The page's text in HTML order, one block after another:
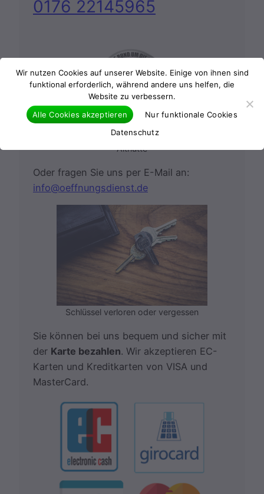
0176 22145965
24 Stunden Notdienst
Althütte
Oder fragen Sie uns per E-Mail an:
info@oeffnungsdienst.de
Schlüssel verloren oder vergessen
Sie können bei uns bequem und sicher mit
der Karte bezahlen. Wir akzeptieren EC-
Karten und Kreditkarten von VISA und
MasterCard.
Wir nutzen Cookies auf unserer Website. Einige von ihnen sind
funktional erforderlich, während andere uns helfen, die
Website zu verbessern.
Alle Cookies akzeptieren
Nur funktionale Cookies
Datenschutz